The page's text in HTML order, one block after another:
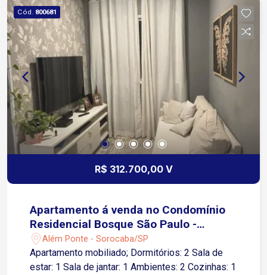
Cód. 800681
R$ 312.700,00 V
Apartamento á venda no Condomínio
Residencial Bosque São Paulo -
Sorocaba/SP
Além Ponte - Sorocaba/SP
Apartamento mobiliado; Dormitórios: 2 Sala de
estar: 1 Sala de jantar: 1 Ambientes: 2 Cozinhas: 1